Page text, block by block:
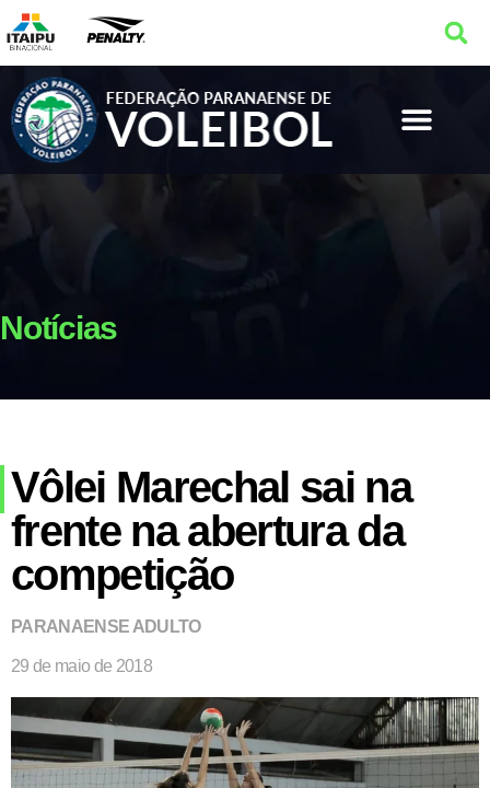
Notícias
Vôlei Marechal sai na
frente na abertura da
competição
PARANAENSE ADULTO
29 de maio de 2018